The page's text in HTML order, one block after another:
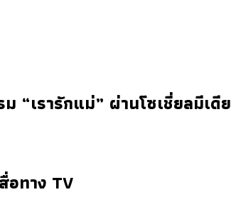
“เรารักแม่” ผ่านโซเชี่ยลมีเดีย
อทาง TV